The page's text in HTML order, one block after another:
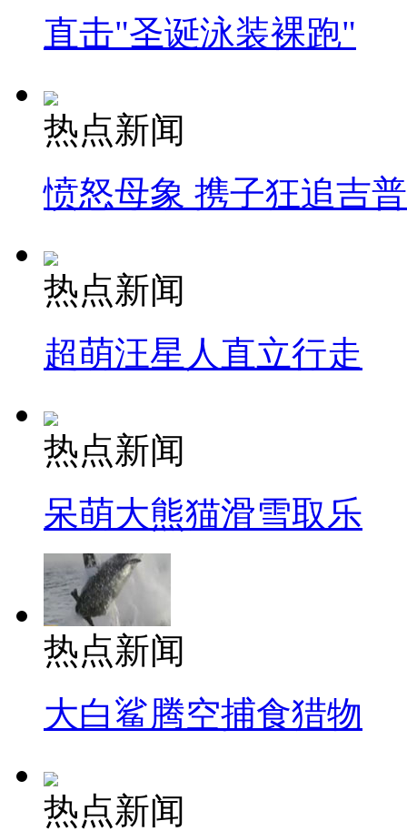
直击"圣诞泳装裸跑"
热点新闻
愤怒母象 携子狂追吉
热点新闻
超萌汪星人直立行走
热点新闻
呆萌大熊猫滑雪取乐
热点新闻
大白鲨腾空捕食猎物
热点新闻